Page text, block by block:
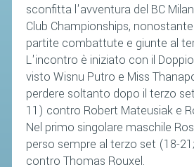
sconfitta l'avventura del BC
Club Championships,
partite combattute e giunte al
L'incontro è iniziato con il
visto Wisnu Putro e Miss
perdere soltanto dopo il terzo
11) contro Robert Mateusiak e
Nel primo singolare maschile
perso sempre al terzo set (18-
contro Thomas Rouxel.